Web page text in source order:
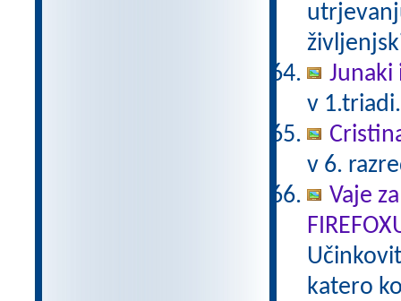
Junaki
v
v 6.
Vaje
katero